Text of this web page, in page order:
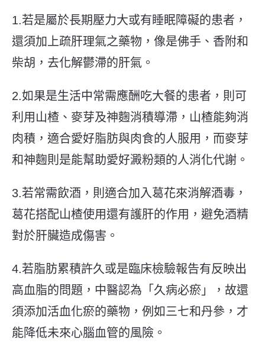
1.若是屬於長期壓力大或有睡眠障礙的患者，
還須加上疏肝理氣之藥物，像是佛手、香附和
柴胡，去化解鬱滯的肝氣。
2.如果是生活中常需應酬吃大餐的患者，則可
利用山楂、麥芽及神麴消積導滯，山楂能夠消
肉積，適合愛好脂肪與肉食的人服用，而麥芽
和神麴則是能幫助愛好澱粉類的人消化代謝。
3.若常需飲酒，則適合加入葛花來消解酒毒，
葛花搭配山楂使用還有護肝的作用，避免酒精
對於肝臟造成傷害。
4.若脂肪累積許久或是臨床檢驗報告有反映出
高血脂的問題，中醫認為「久病必瘀」，故還
須添加活血化瘀的藥物，例如三七和丹參，才
能降低未來心腦血管的風險。